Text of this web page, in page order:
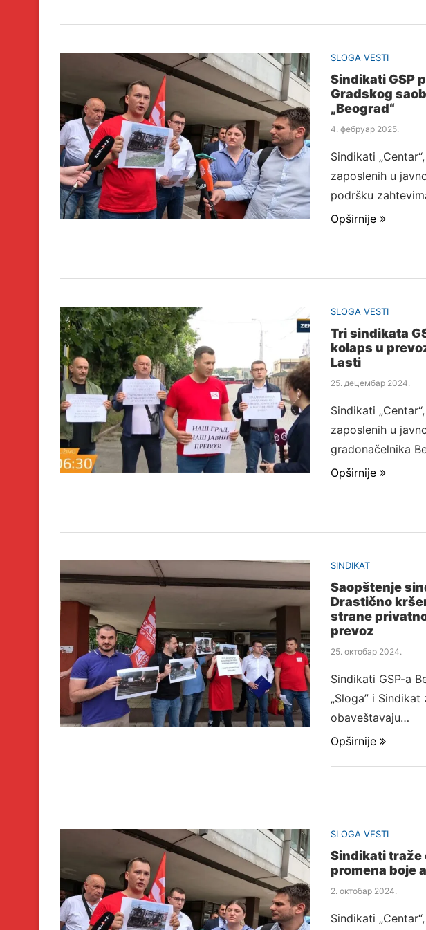
SLOGA VESTI
Sindikati GSP
Gradskog
„Beograd“
4. фебруар 2025.
Sindikati
zaposlenih u
podršku
Opširnije
SLOGA VESTI
Tri sindikata
kolaps u
Lasti
25. децембар 2024.
Sindikati
zaposlenih u
gradonačelnika
Opširnije
SINDIKAT
Saopštenje
Drastično
strane
prevoz
25. октобар 2024.
Sindikati GSP-a
„Sloga” i
obaveštavaju…
Opširnije
SLOGA VESTI
Sindikati traže
promena boje
2. октобар 2024.
Sindikati